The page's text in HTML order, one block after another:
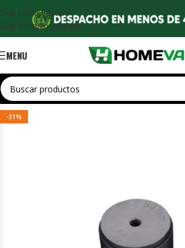
Skip to navigation
Skip to main content
MENU
-31%